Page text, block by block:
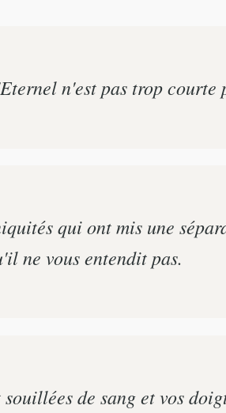
n'est pas trop courte
qui ont mis une
ne vous entendit pas.
de sang et vos